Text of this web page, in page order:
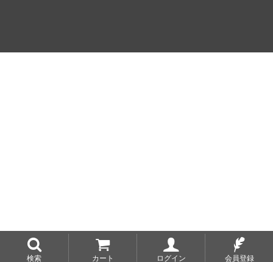
検索 カート ログイン 会員登録